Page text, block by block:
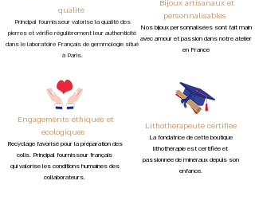
qualité
Principal fournisseur valorise la qualité des
pierres et vérifie régulièrement leur authenticité
dans le laboratoire Français de gemmologie situé
à Paris.
Engagements éthiques et
écologiques
Recyclage favorisé pour la préparation des
colis. Principal fournisseur français
quivalorise les conditions humaines des
collaborateurs.
Bijoux artisanaux et
personnalisables
Nosbijoux personnalisées sontfait main
avec amour et passiondans notre atelier
en France
Lithothérapeute certifiée
La fondatrice de cette boutique
lithothérapie est certifiée et
passionnée de minéraux depuis son
enfance.